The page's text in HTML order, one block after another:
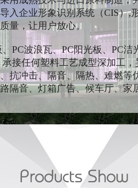
入企业形象识别系统（CIS）,
量，让用户放心。
PC波浪瓦、PC阳光板、PC洁
承接任何塑料工艺成型深加工
抗冲击、隔音、隔热、难燃等
隔音、灯箱广告、候车厅、家